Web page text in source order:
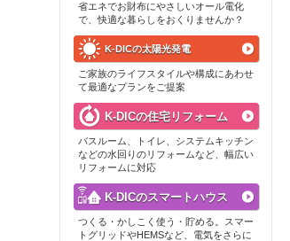
省エネでお財布にやさしいオール電化
で、快適な暮らしをおくりませんか？
K-DICの太陽光発電
ご家族のライフスタイルや構成にあわせ
て最適なプランをご提案
K-DICの住宅リフォーム
バスルーム、トイレ、システムキッチン
などの水回りのリフォームなど、幅広い
リフォームに対応
K-DICのスマートハウス
つくる・かしこく使う・貯める。スマー
トグリッドやHEMSなど、電気をさらに